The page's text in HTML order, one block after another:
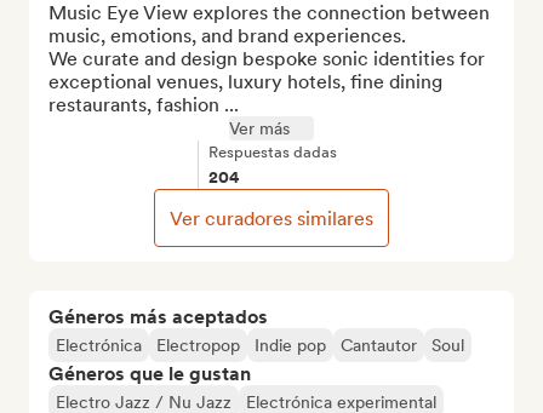
Géneros más aceptados
Electrónica Electropop Indie pop Cantautor Soul
Géneros que le gustan
Electro Jazz / Nu Jazz
Electrónica experimental
Music Eye View explores the connection between
music, emotions, and brand experiences.
We curate and design bespoke sonic identities for
exceptional venues, luxury hotels, fine dining
restaurants, fashion ...
Ver más
Respuestas dadas
204
Ver curadores similares